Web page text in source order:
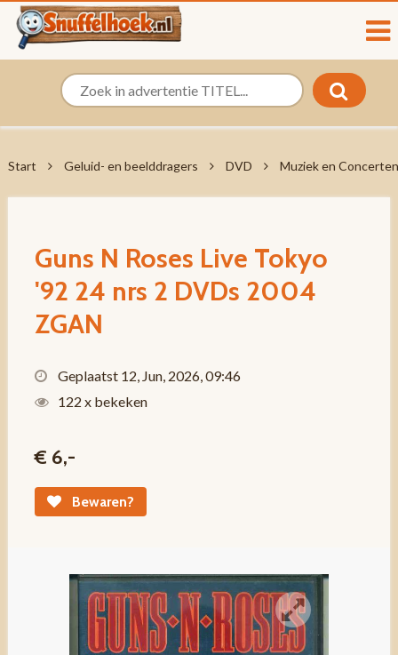
Start Geluid- en beelddragers DVD Muziek en Concerten
Guns N Roses Live Tokyo
'92 24 nrs 2 DVDs 2004
ZGAN
Geplaatst 12, Jun, 2026, 09:46
122 x bekeken
€ 6,-
Bewaren?